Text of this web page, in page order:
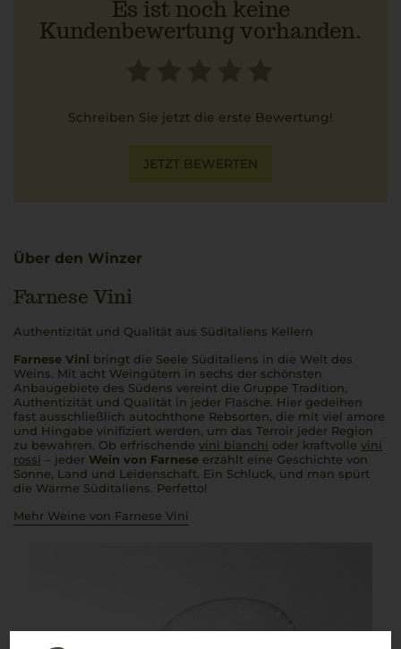
Es ist noch keine
Kundenbewertung vorhanden.
Schreiben Sie jetzt die erste Bewertung!
JETZT BEWERTEN
Über den Winzer
Farnese Vini
Authentizität und Qualität aus Süditaliens Kellern
Farnese Vini bringt die Seele Süditaliens in die Welt des
Weins. Mit acht Weingütern in sechs der schönsten
Anbaugebiete des Südens vereint die Gruppe Tradition,
Authentizität und Qualität in jeder Flasche. Hier gedeihen
fast ausschließlich autochthone Rebsorten, die mit viel amore
und Hingabe vinifiziert werden, um das Terroir jeder Region
zu bewahren. Ob erfrischende vini bianchi oder kraftvolle vini
rossi – jeder Wein von Farnese erzählt eine Geschichte von
Sonne, Land und Leidenschaft. Ein Schluck, und man spürt
die Wärme Süditaliens. Perfetto!
Mehr Weine von Farnese Vini